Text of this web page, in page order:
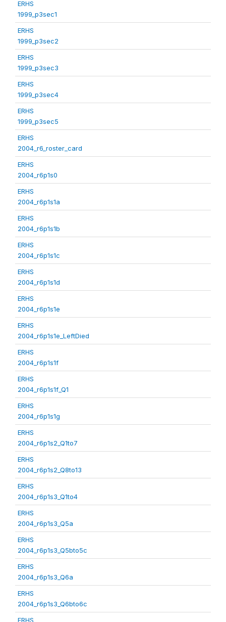
ERHS
1999_p3sec1
ERHS
1999_p3sec2
ERHS
1999_p3sec3
ERHS
1999_p3sec4
ERHS
1999_p3sec5
ERHS
2004_r6_roster_card
ERHS
2004_r6p1s0
ERHS
2004_r6p1s1a
ERHS
2004_r6p1s1b
ERHS
2004_r6p1s1c
ERHS
2004_r6p1s1d
ERHS
2004_r6p1s1e
ERHS
2004_r6p1s1e_LeftDied
ERHS
2004_r6p1s1f
ERHS
2004_r6p1s1f_Q1
ERHS
2004_r6p1s1g
ERHS
2004_r6p1s2_Q1to7
ERHS
2004_r6p1s2_Q8to13
ERHS
2004_r6p1s3_Q1to4
ERHS
2004_r6p1s3_Q5a
ERHS
2004_r6p1s3_Q5bto5c
ERHS
2004_r6p1s3_Q6a
ERHS
2004_r6p1s3_Q6bto6c
ERHS